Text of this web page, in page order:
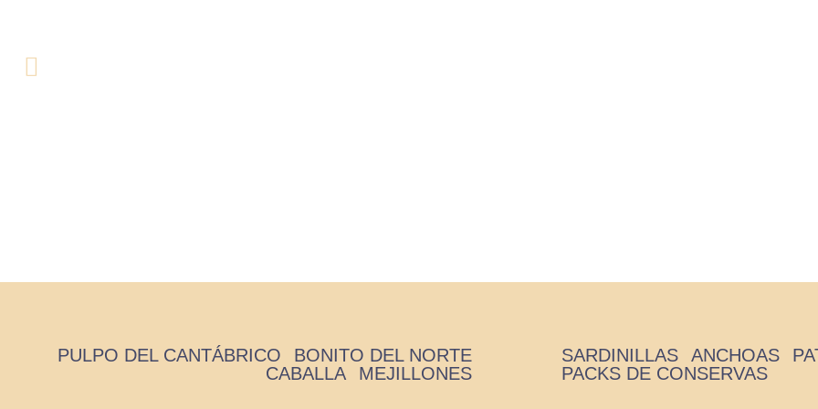
PULPO DEL CANTÁBRICO
BONITO DEL NORTE
CABALLA
MEJILLONES
SARDINILLAS ANCHOAS
PACKS DE CONSERVAS